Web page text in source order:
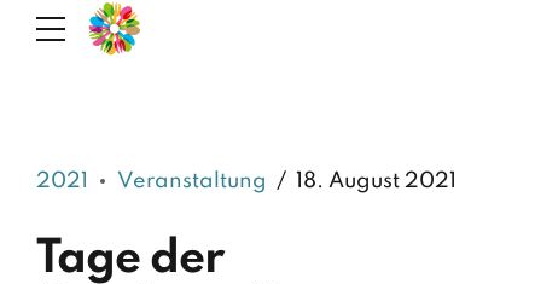
2021 Veranstaltung 18. August 2021
Tage der